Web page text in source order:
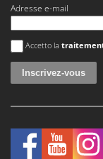
Adresse e-mail
Une erreur est survenue
Accetto la